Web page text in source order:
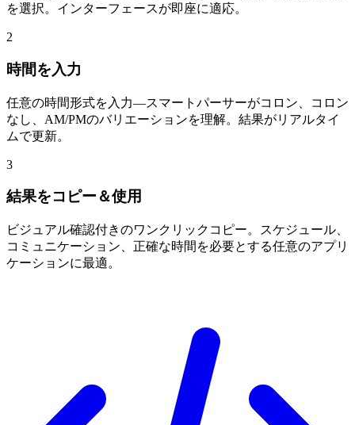
を選択。インターフェースが即座に適応。
2
時間を入力
任意の時間形式を入力—スマートパーサーがコロン、コロン
なし、AM/PMのバリエーションを理解。結果がリアルタイ
ムで更新。
3
結果をコピー＆使用
ビジュアル確認付きのワンクリックコピー。スケジュール、
コミュニケーション、正確な時間を必要とする任意のアプリ
ケーションに最適。